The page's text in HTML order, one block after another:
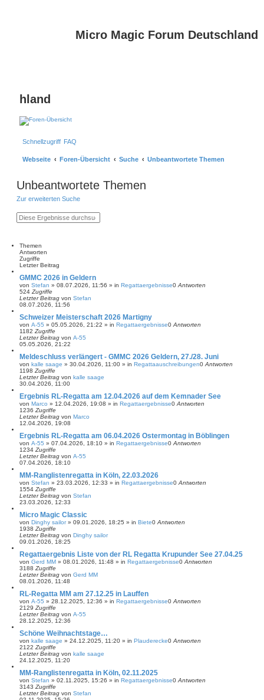
Micro Magic Forum Deutschland
hland
Schnellzugriff FAQ
Webseite Foren-Übersicht Suche Unbeantwortete Themen
Unbeantwortete Themen
Zur erweiterten Suche
S
u
E
r
S
Themen
Antworten
Zugriffe
Letzter Beitrag
GMMC 2026 in Geldern
von Stefan » 08.07.2026, 11:56 » in Regattaergebnisse0 Antworten
524 Zugriffe
Letzter Beitrag von Stefan
08.07.2026, 11:56
Schweizer Meisterschaft 2026 Martigny
von A-55 » 05.05.2026, 21:22 » in Regattaergebnisse0 Antworten
1182 Zugriffe
Letzter Beitrag von A-55
05.05.2026, 21:22
Meldeschluss verlängert - GMMC 2026 Geldern, 27./28. Juni
von kalle saage » 30.04.2026, 11:00 » in Regattaauschreibungen0 Antworten
1198 Zugriffe
Letzter Beitrag von kalle saage
30.04.2026, 11:00
Ergebnis RL-Regatta am 12.04.2026 auf dem Kemnader See
von Marco » 12.04.2026, 19:08 » in Regattaergebnisse0 Antworten
1236 Zugriffe
Letzter Beitrag von Marco
12.04.2026, 19:08
Ergebnis RL-Regatta am 06.04.2026 Ostermontag in Böblingen
von A-55 » 07.04.2026, 18:10 » in Regattaergebnisse0 Antworten
1234 Zugriffe
Letzter Beitrag von A-55
07.04.2026, 18:10
MM-Ranglistenregatta in Köln, 22.03.2026
von Stefan » 23.03.2026, 12:33 » in Regattaergebnisse0 Antworten
1554 Zugriffe
Letzter Beitrag von Stefan
23.03.2026, 12:33
Micro Magic Classic
von Dinghy sailor» 09.01.2026, 18:25 » in Biete0 Antworten
1938 Zugriffe
Letzter Beitrag von Dinghy sailor
09.01.2026, 18:25
Regattaergebnis Liste von der RL Regatta Krupunder See 27.04.25
von Gerd MM » 08.01.2026, 11:48 » in Regattaergebnisse0 Antworten
3188 Zugriffe
Letzter Beitrag von Gerd MM
08.01.2026, 11:48
RL-Regatta MM am 27.12.25 in Lauffen
von A-55 » 28.12.2025, 12:36 » in Regattaergebnisse0 Antworten
2129 Zugriffe
Letzter Beitrag von A-55
28.12.2025, 12:36
Schöne Weihnachtstage…
von kalle saage » 24.12.2025, 11:20 » in Plauderecke0 Antworten
2122 Zugriffe
Letzter Beitrag von kalle saage
24.12.2025, 11:20
MM-Ranglistenregatta in Köln, 02.11.2025
von Stefan » 02.11.2025, 15:26 » in Regattaergebnisse0 Antworten
3143 Zugriffe
Letzter Beitrag von Stefan